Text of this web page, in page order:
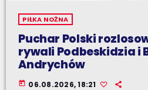
PIŁKA NOŻNA
Puchar Polski
rywali Podbeskidzia i
Andrychów
today 06.08.2026, 18:21